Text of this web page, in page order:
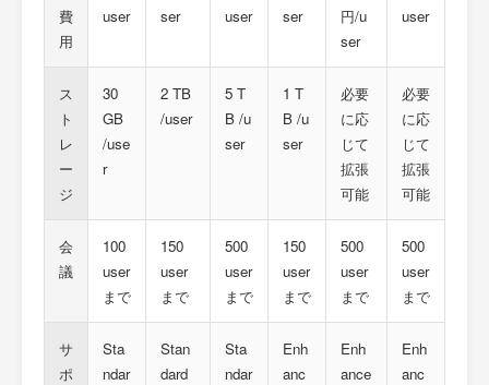
費
用
user
ser
user
ser
円/u
ser
user
ス
ト
レ
ー
ジ
30
GB
/use
r
2 TB
/user
5 T
B /u
ser
1 T
B /u
ser
必要
に応
じて
拡張
可能
必要
に応
じて
拡張
可能
会
議
100
user
まで
150
user
まで
500
user
まで
150
user
まで
500
user
まで
500
user
まで
サ
ポ
Sta
ndar
Stan
dard
Sta
ndar
Enh
anc
Enh
ance
Enh
anc